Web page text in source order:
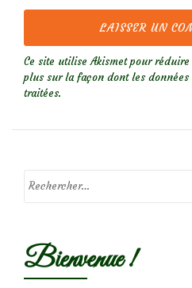
Ce site utilise Akismet pour
plus sur la façon dont les
traitées.
Bienvenue !